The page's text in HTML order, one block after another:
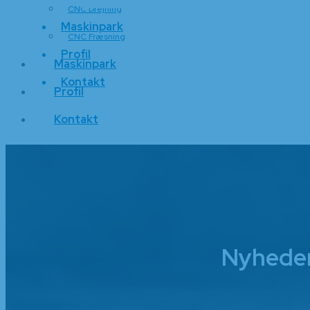
Maskinpark
Profil
Kontakt
CNC Drejning
CNC Fræsning
Maskinpark
Profil
Kontakt